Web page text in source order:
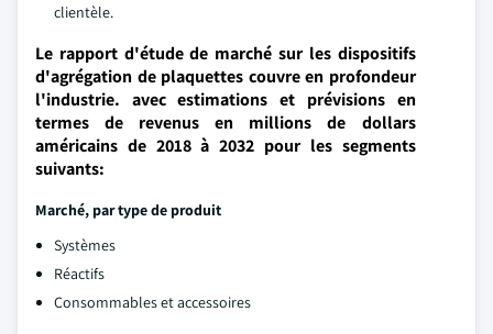
clientèle.
Le rapport d'étude de marché sur les dispositifs
d'agrégation de plaquettes couvre en profondeur
l'industrie. avec estimations et prévisions en
termes de revenus en millions de dollars
américains de 2018 à 2032 pour les segments
suivants:
Marché, par type de produit
Systèmes
Réactifs
Consommables et accessoires